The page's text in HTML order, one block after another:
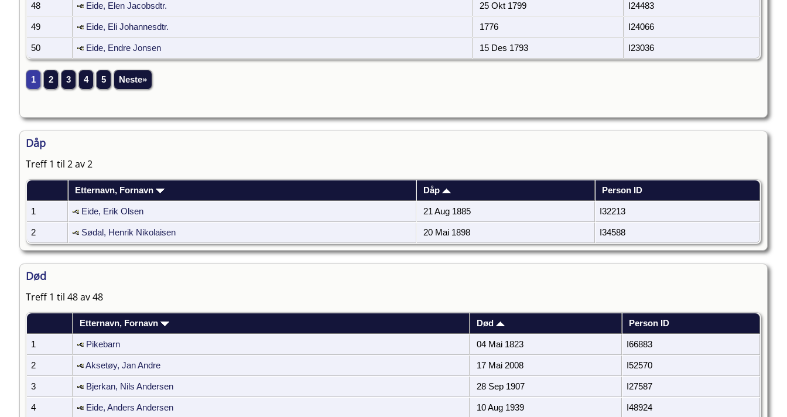
48 Eide, Elen Jacobsdtr. 25 Okt 1799 I24483
49 Eide, Eli Johannesdtr. 1776 I24066
50 Eide, Endre Jonsen 15 Des 1793 I23036
1 2 3 4 5 Neste»
Dåp
Treff 1 til 2 av 2
Etternavn, Fornavn Dåp Person ID
1 Eide, Erik Olsen 21 Aug 1885 I32213
2 Sødal, Henrik Nikolaisen 20 Mai 1898 I34588
Død
Treff 1 til 48 av 48
Etternavn, Fornavn Død Person ID
1 Pikebarn 04 Mai 1823 I66883
2 Aksetøy, Jan Andre 17 Mai 2008 I52570
3 Bjerkan, Nils Andersen 28 Sep 1907 I27587
4 Eide, Anders Andersen 10 Aug 1939 I48924